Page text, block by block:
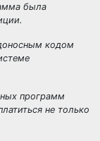
была
кодом
программ
не только